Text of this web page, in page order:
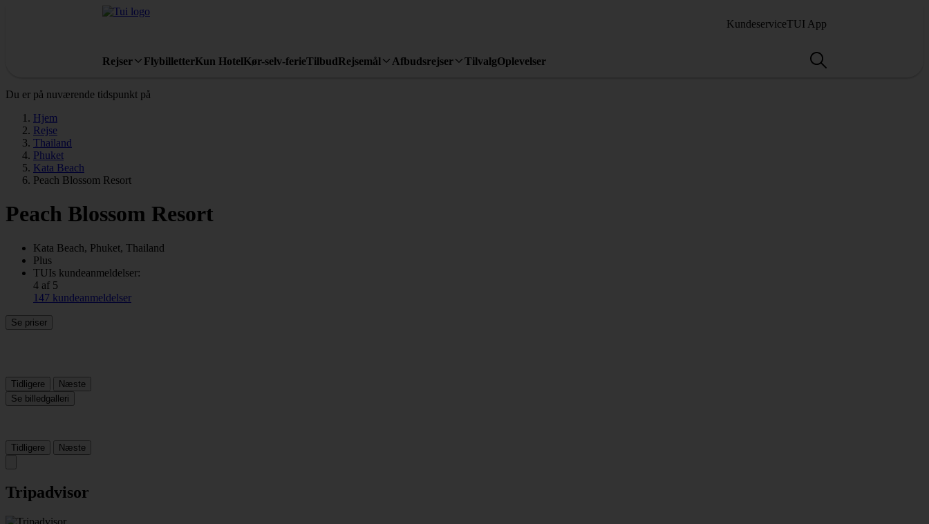
KundeserviceTUI App
Rejser FlybilletterKun HotelKør-selv-ferieTilbudRejsemål Afbudsrejser TilvalgOplevelser
Du er på nuværende tidspunkt på
Hjem
Rejse
Thailand
Phuket
Kata Beach
Peach Blossom Resort
Peach Blossom Resort
Kata Beach, Phuket, Thailand
Plus
TUIs kundeanmeldelser:
4 af 5
147 kundeanmeldelser
Se priser
Tidligere
Næste
Se billedgalleri
Tidligere Næste
Tripadvisor